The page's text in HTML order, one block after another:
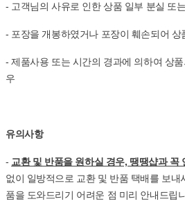
- 고객님의 사유로 인한 상품 일부 분실 또
- 포장을 개봉하였거나 포장이 훼손되어 상
- 제품사용 또는 시간의 경과에 의하여 상
우
유의사항
- 교환 및 반품을 원하실 경우, 땡땡샵과 꼭
없이 일방적으로 교환 및 반품 택배를 보내
품을 도와드리기 어려운 점 미리 안내드립